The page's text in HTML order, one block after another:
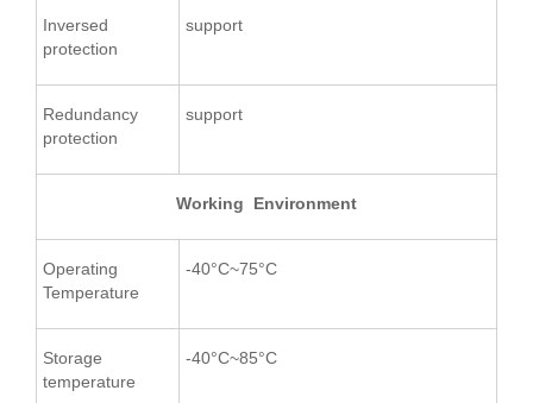
Inversed
protection
support
Redundancy
protection
support
Working Environment
Operating
Temperature
-40°C~75°C
Storage
temperature
-40°C~85°C